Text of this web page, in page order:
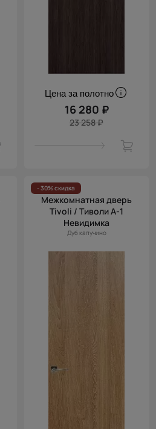
Цена за полотно
16 280 ₽
23 258 ₽
- 30% скидка
Межкомнатная дверь
Tivoli / Тиволи А-1
Невидимка
Дуб капучино